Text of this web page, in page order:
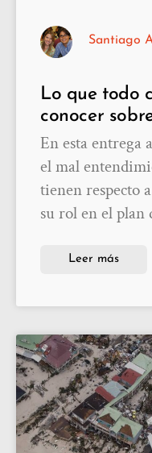
Lo que todo
conocer
En esta entrega
el mal
tienen respecto
su rol en el plan
Leer más
Santiago